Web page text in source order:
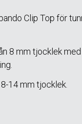
Clip Top för
8 mm tjocklek
14 mm tjocklek.